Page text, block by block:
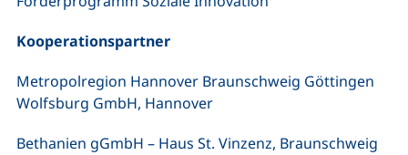
Kooperationspartner
Metropolregion Hannover Braunschweig Göttingen
Wolfsburg GmbH, Hannover
Bethanien gGmbH – Haus St. Vinzenz, Braunschweig